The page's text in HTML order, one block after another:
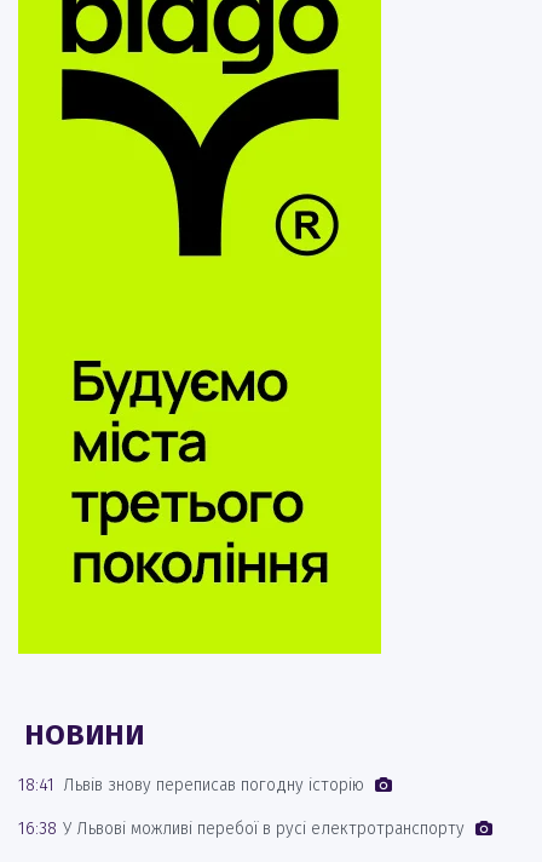
НОВИНИ
18:41 Львів знову переписав погодну історію
16:38 У Львові можливі перебої в русі електротранспорту